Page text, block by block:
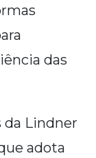
das
da Lindner
adota